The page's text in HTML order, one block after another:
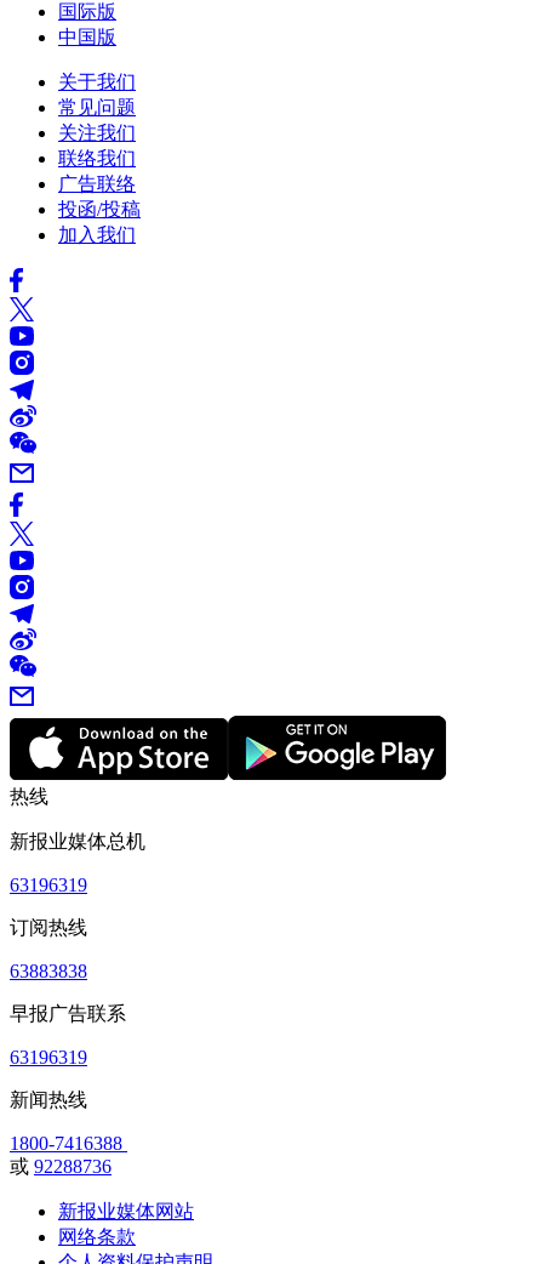
国际版
中国版
关于我们
常见问题
关注我们
联络我们
广告联络
投函/投稿
加入我们
热线
新报业媒体总机
63196319
订阅热线
63883838
早报广告联系
63196319
新闻热线
1800-7416388
或 92288736
新报业媒体网站
网络条款